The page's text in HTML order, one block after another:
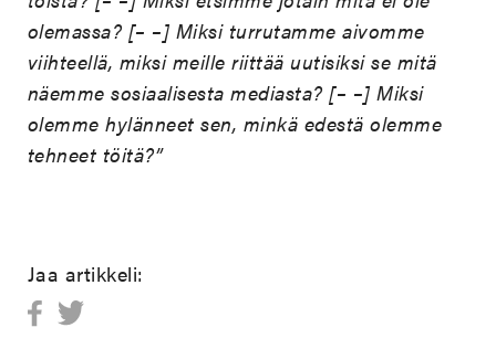
olemassa? [– –] Miksi turrutamme aivomme
viihteellä, miksi meille riittää uutisiksi se mitä
näemme sosiaalisesta mediasta? [– –] Miksi
olemme hylänneet sen, minkä edestä olemme
tehneet töitä?”
Jaa artikkeli: